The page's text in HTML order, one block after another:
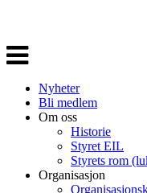
Veksle
navigasjon
Nyheter
Bli medlem
Om oss
Historie
Styret EIL
Styrets rom
Organisasjon